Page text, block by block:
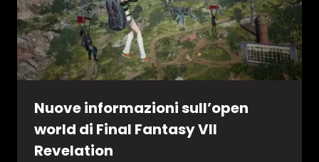
Nuove informazioni sull’open
world di Final Fantasy VII
Revelation